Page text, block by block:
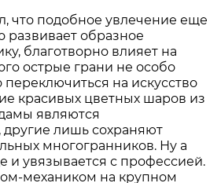
что подобное увлечение еще
развивает образное
благотворно влияет на
острые грани не особо
на искусство
красивых цветных шаров из
являются
лишь сохраняют
многогранников. Ну а
и увязывается с профессией.
механиком на крупном